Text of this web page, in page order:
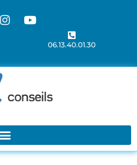
06.13.40.01.30